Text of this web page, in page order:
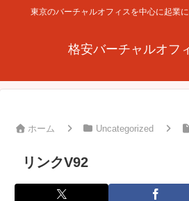
東京のバーチャルオフィスを中心に起業
格安バーチャルオフ
ホーム Uncategorized
リンクV92